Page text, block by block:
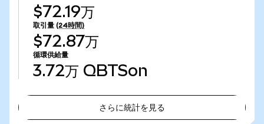
$72.19万
取引量 (24時間)
$72.87万
循環供給量
3.72万 QBTSon
さらに統計を見る